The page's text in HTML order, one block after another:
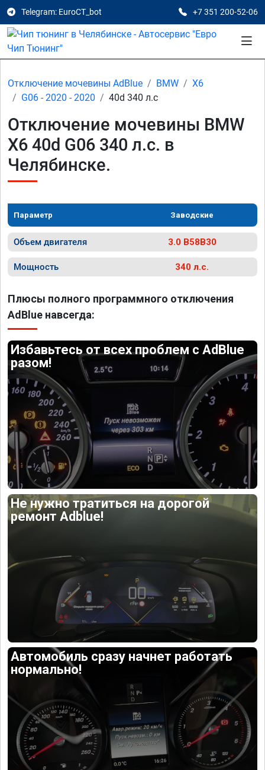
Telegram: EuroCT_bot +7 351 200-52-06
Отключение мочевины AdBlue BMW
X6
G06 - 2020 - 2020
40d 340 л.с
Отключение мочевины BMW
X6 40d G06 340 л.с. в
Челябинске.
Параметр Заводские
Объем двигателя 3.0 B58B30
Мощность 340 л.с.
Плюсы полного программного отключения
AdBlue навсегда:
Избавьтесь от всех проблем с AdBlue
разом!
Не нужно тратиться на дорогой
ремонт Adblue!
Автомобиль сразу начнет работать
нормально!